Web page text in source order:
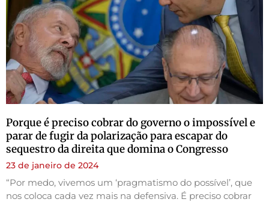
Porque é preciso cobrar do governo o impossível e
parar de fugir da polarização para escapar do
sequestro da direita que domina o Congresso
23 de janeiro de 2024
“Por medo, vivemos um ‘pragmatismo do possível’, que
nos coloca cada vez mais na defensiva. É preciso cobrar